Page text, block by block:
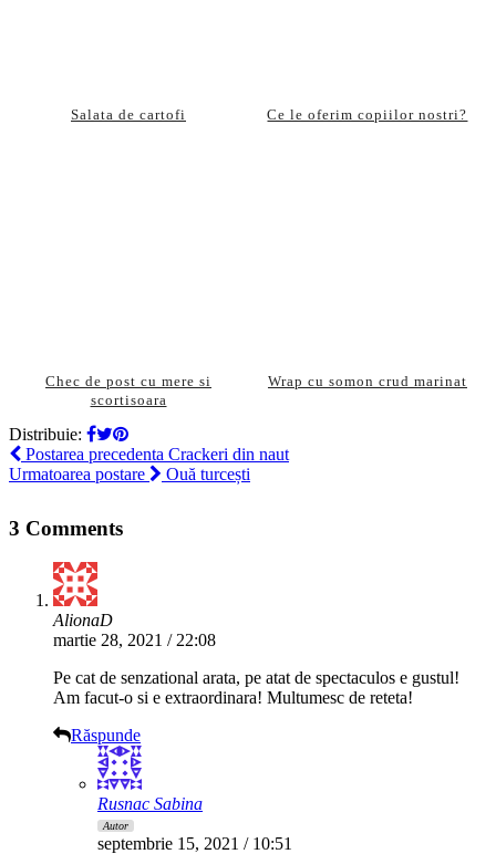
Salata de cartofi Ce le oferim copiilor nostri?
Chec de post cu mere si
scortisoara
Wrap cu somon crud marinat
Distribuie:
Postarea precedenta Crackeri din naut
Urmatoarea postare
Ouă turcești
3 Comments
AlionaD
martie 28, 2021 / 22:08
Pe cat de senzational arata, pe atat de spectaculos e gustul!
Am facut-o si e extraordinara! Multumesc de reteta!
Răspunde
Rusnac Sabina
Autor
septembrie 15, 2021 / 10:51